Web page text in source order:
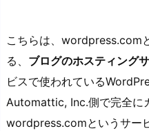
こちらは、wordpress.com
る、 ブログのホスティング
ビスで使われている
Automattic, Inc.側で完全に
wordpress.comというサー